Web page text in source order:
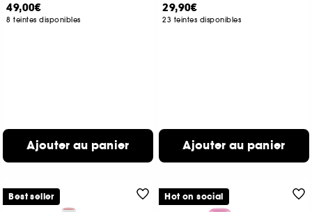
49,00€
8 teintes disponibles
Ajouter au panier
29,90€
23 teintes disponibles
Ajouter au panier
Best seller Hot on social